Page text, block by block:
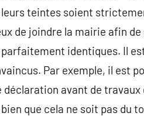
teintes soient
de joindre la mairie afin de
identiques. Il
Par exemple, il est
avant de
que cela ne soit pas du